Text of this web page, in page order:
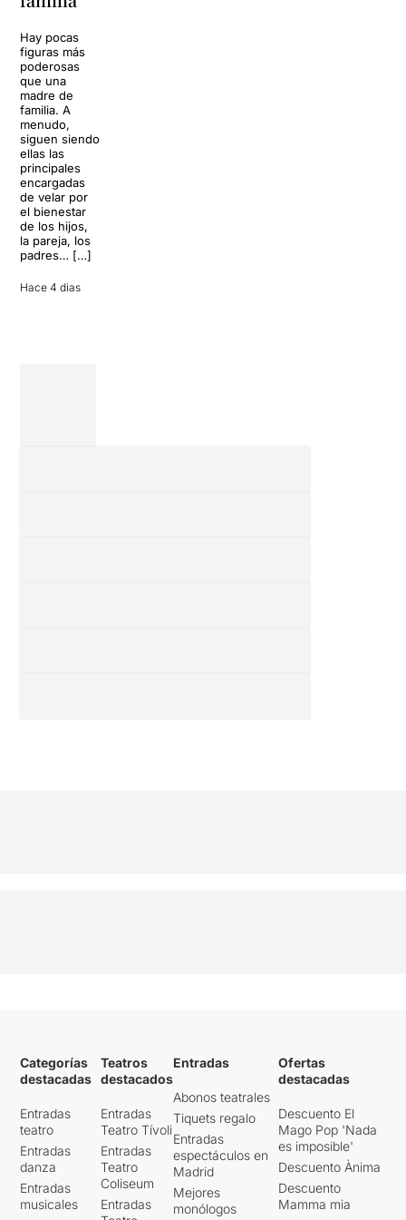
Hay pocas
figuras más
poderosas
que una
madre de
familia. A
menudo,
siguen siendo
ellas las
principales
encargadas
de velar por
el bienestar
de los hijos,
la pareja, los
padres… […]
Hace 4 dias
Categorías
destacadas
Entradas
teatro
Entradas
danza
Entradas
musicales
Teatros
destacados
Entradas
Teatro Tívoli
Entradas
Teatro
Coliseum
Entradas
Entradas
Abonos teatrales
Tiquets regalo
Entradas
espectáculos en
Madrid
Mejores
monólogos
Ofertas
destacadas
Descuento El
Mago Pop 'Nada
es imposible'
Descuento Ànima
Descuento
Mamma mia